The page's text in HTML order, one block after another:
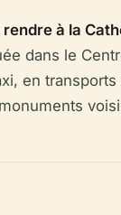
rendre à la
dans le
en